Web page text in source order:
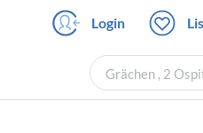
Login
Grächen , 2